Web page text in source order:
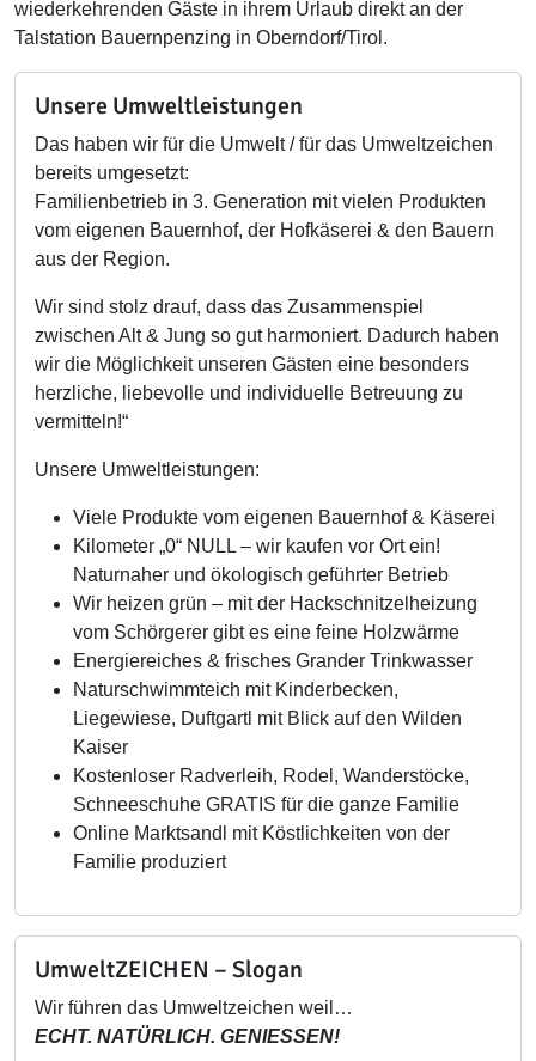
wiederkehrenden Gäste in ihrem Urlaub direkt an der
Talstation Bauernpenzing in Oberndorf/Tirol.
Unsere Umweltleistungen
Das haben wir für die Umwelt / für das Umweltzeichen
bereits umgesetzt:
Familienbetrieb in 3. Generation mit vielen Produkten
vom eigenen Bauernhof, der Hofkäserei & den Bauern
aus der Region.
Wir sind stolz drauf, dass das Zusammenspiel
zwischen Alt & Jung so gut harmoniert. Dadurch haben
wir die Möglichkeit unseren Gästen eine besonders
herzliche, liebevolle und individuelle Betreuung zu
vermitteln!“
Unsere Umweltleistungen:
Viele Produkte vom eigenen Bauernhof & Käserei
Kilometer „0“ NULL – wir kaufen vor Ort ein!
Naturnaher und ökologisch geführter Betrieb
Wir heizen grün – mit der Hackschnitzelheizung
vom Schörgerer gibt es eine feine Holzwärme
Energiereiches & frisches Grander Trinkwasser
Naturschwimmteich mit Kinderbecken,
Liegewiese, Duftgartl mit Blick auf den Wilden
Kaiser
Kostenloser Radverleih, Rodel, Wanderstöcke,
Schneeschuhe GRATIS für die ganze Familie
Online Marktsandl mit Köstlichkeiten von der
Familie produziert
UmweltZEICHEN – Slogan
Wir führen das Umweltzeichen weil…
ECHT. NATÜRLICH. GENIESSEN!